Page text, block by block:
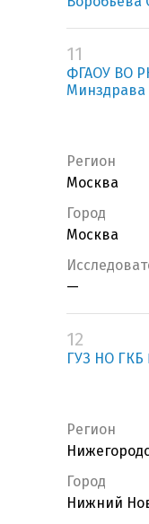
11
ФГАОУ ВО
Минздрава
Регион
Москва
Город
Москва
—
12
ГУЗ НО
Регион
Город
Нижний